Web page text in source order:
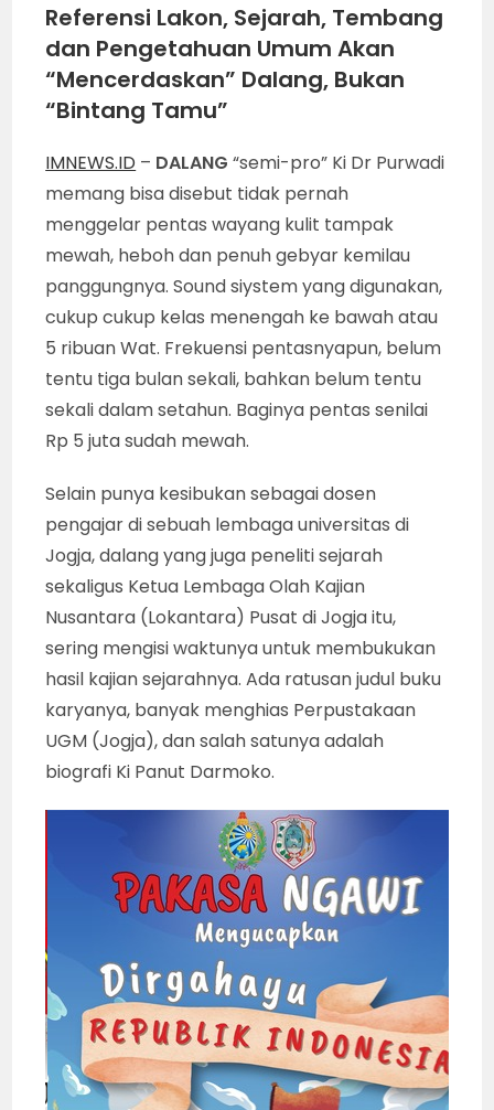
Referensi Lakon, Sejarah, Tembang
dan Pengetahuan Umum Akan
“Mencerdaskan” Dalang, Bukan
“Bintang Tamu”
IMNEWS.ID – DALANG “semi-pro” Ki Dr Purwadi
memang bisa disebut tidak pernah
menggelar pentas wayang kulit tampak
mewah, heboh dan penuh gebyar kemilau
panggungnya. Sound siystem yang digunakan,
cukup cukup kelas menengah ke bawah atau
5 ribuan Wat. Frekuensi pentasnyapun, belum
tentu tiga bulan sekali, bahkan belum tentu
sekali dalam setahun. Baginya pentas senilai
Rp 5 juta sudah mewah.
Selain punya kesibukan sebagai dosen
pengajar di sebuah lembaga universitas di
Jogja, dalang yang juga peneliti sejarah
sekaligus Ketua Lembaga Olah Kajian
Nusantara (Lokantara) Pusat di Jogja itu,
sering mengisi waktunya untuk membukukan
hasil kajian sejarahnya. Ada ratusan judul buku
karyanya, banyak menghias Perpustakaan
UGM (Jogja), dan salah satunya adalah
biografi Ki Panut Darmoko.